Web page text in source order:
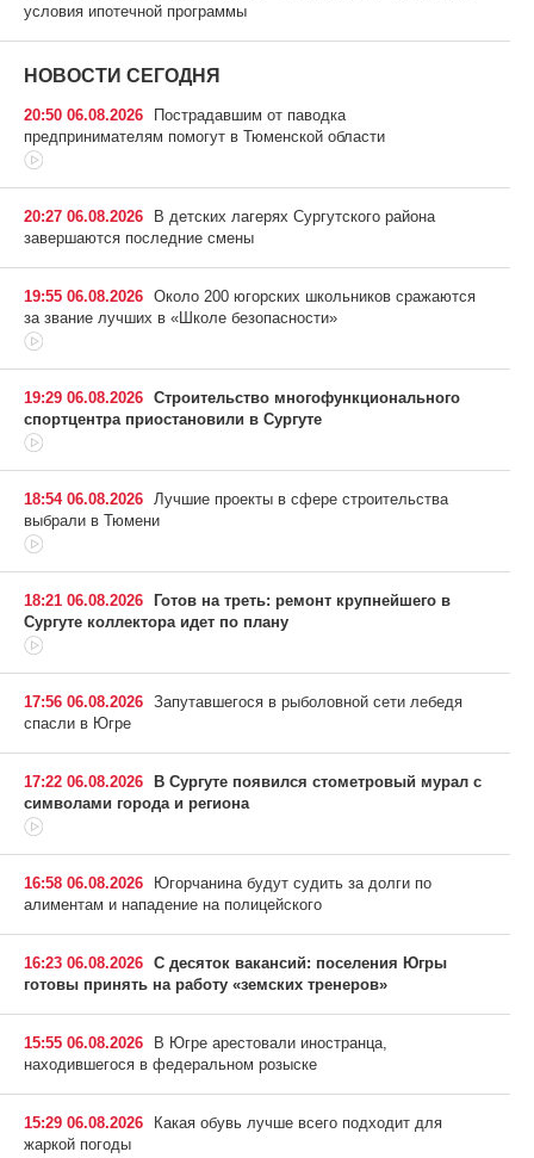
условия ипотечной программы
НОВОСТИ СЕГОДНЯ
20:50 06.08.2026
Пострадавшим от паводка
предпринимателям помогут в Тюменской области
20:27 06.08.2026
В детских лагерях Сургутского района
завершаются последние смены
19:55 06.08.2026 Около 200 югорских школьников сражаются
за звание лучших в «Школе безопасности»
19:29 06.08.2026 Строительство многофункционального
спортцентра приостановили в Сургуте
18:54 06.08.2026
Лучшие проекты в сфере строительства
выбрали в Тюмени
18:21 06.08.2026 Готов на треть: ремонт крупнейшего в
Сургуте коллектора идет по плану
17:56 06.08.2026 Запутавшегося в рыболовной сети лебедя
спасли в Югре
17:22 06.08.2026 В Сургуте появился стометровый мурал с
символами города и региона
16:58 06.08.2026
Югорчанина будут судить за долги по
алиментам и нападение на полицейского
16:23 06.08.2026 С десяток вакансий: поселения Югры
готовы принять на работу «земских тренеров»
15:55 06.08.2026
В Югре арестовали иностранца,
находившегося в федеральном розыске
15:29 06.08.2026
Какая обувь лучше всего подходит для
жаркой погоды